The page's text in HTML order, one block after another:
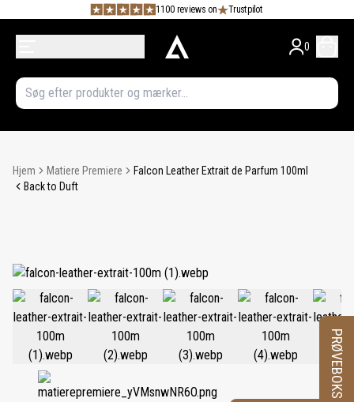
1100 reviews on Trustpilot
0
Hjem Matiere Premiere
Falcon Leather Extrait de Parfum 100ml
Back to Duft
PRØVEBOKS